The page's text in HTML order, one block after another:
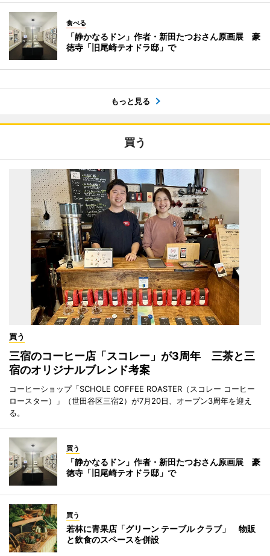
食べる
「静かなるドン」作者・新田たつおさん原画展 豪
徳寺「旧尾崎テオドラ邸」で
もっと見る
買う
買う
三宿のコーヒー店「スコレー」が3周年 三茶と三
宿のオリジナルブレンド考案
コーヒーショップ「SCHOLE COFFEE ROASTER（スコレー コーヒー
ロースター）」（世田谷区三宿2）が7月20日、オープン3周年を迎え
る。
買う
「静かなるドン」作者・新田たつおさん原画展 豪
徳寺「旧尾崎テオドラ邸」で
買う
若林に青果店「グリーン テーブル クラブ」 物販
と飲食のスペースを併設